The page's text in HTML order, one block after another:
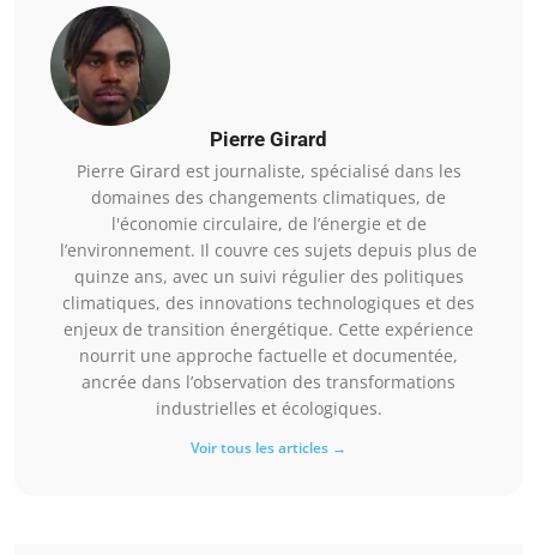
Pierre Girard
Pierre Girard est journaliste, spécialisé dans les
domaines des changements climatiques, de
l'économie circulaire, de l’énergie et de
l’environnement. Il couvre ces sujets depuis plus de
quinze ans, avec un suivi régulier des politiques
climatiques, des innovations technologiques et des
enjeux de transition énergétique. Cette expérience
nourrit une approche factuelle et documentée,
ancrée dans l’observation des transformations
industrielles et écologiques.
Voir tous les articles →